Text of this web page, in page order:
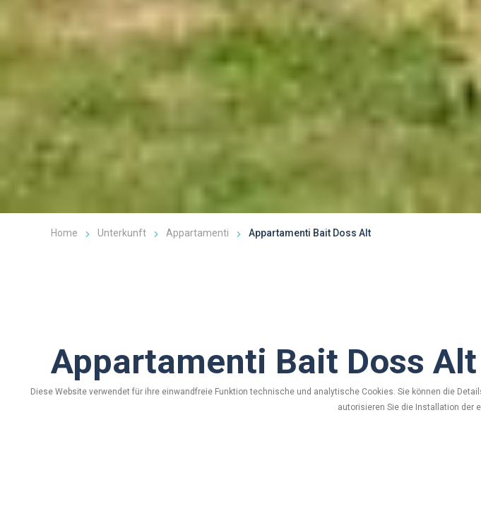
Home Unterkunft Appartamenti Appartamenti Bait Doss Alt
Appartamenti Bait Doss Alt
Diese Website verwendet für ihre einwandfreie Funktion technische und analytische Cookies. Sie können die
autorisieren Sie die Installation der